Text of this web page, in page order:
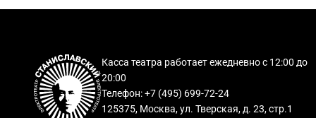
Касса театра работает ежедневно с 12:00 до
20:00
Телефон: +7 (495) 699-72-24
125375, Москва, ул. Тверская, д. 23, стр.1